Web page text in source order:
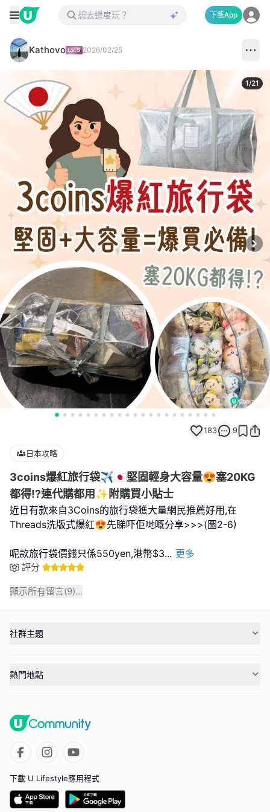
下載App
Kathovo 2026/02/25
1/21
183 9
日本攻略
3coins爆紅旅行袋✈️🇯🇵堅固輕身大容量😍塞20KG
都得⁉️連代購都用✨附購買小貼士
近日有款來自3Coins的旅行袋獲大量網民推薦好用,在
Threads洗版式爆紅😍先睇吓佢哋嘅分享>>>(圖2-6)
呢款旅行袋價錢只係550yen,港幣$3... 更多
評分
顯示所有留言(9)...
社群主題
熱門地點
下載 U Lifestyle應用程式